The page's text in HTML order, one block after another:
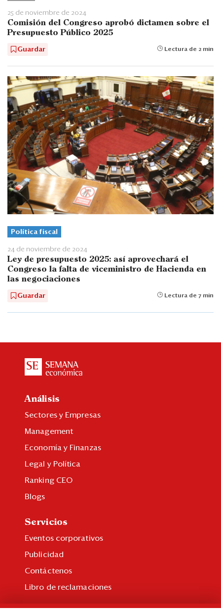
25 de noviembre de 2024
Comisión del Congreso aprobó dictamen sobre el
Presupuesto Público 2025
Guardar Lectura de 2 min
Política fiscal
24 de noviembre de 2024
Ley de presupuesto 2025: así aprovechará el
Congreso la falta de viceministro de Hacienda en
las negociaciones
Guardar Lectura de 7 min
Análisis
Sectores y Empresas
Management
Economía y Finanzas
Legal y Política
Ranking CEO
Blogs
Servicios
Eventos corporativos
Publicidad
Contáctenos
Libro de reclamaciones